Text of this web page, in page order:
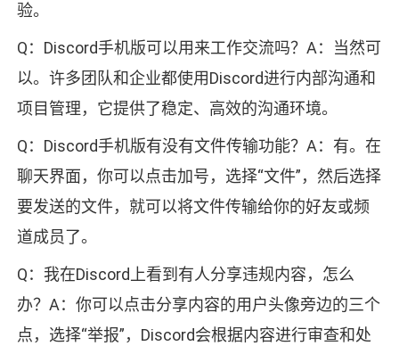
验。
Q：Discord手机版可以用来工作交流吗？A：当然可
以。许多团队和企业都使用Discord进行内部沟通和
项目管理，它提供了稳定、高效的沟通环境。
Q：Discord手机版有没有文件传输功能？A：有。在
聊天界面，你可以点击加号，选择“文件”，然后选择
要发送的文件，就可以将文件传输给你的好友或频
道成员了。
Q：我在Discord上看到有人分享违规内容，怎么
办？A：你可以点击分享内容的用户头像旁边的三个
点，选择“举报”，Discord会根据内容进行审查和处